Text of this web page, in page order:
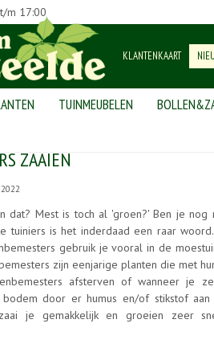
t/m 17:00
KLANTENKAART
TUINMEUBELEN
ZAAIEN
dat? Mest is toch al 'groen?' Ben je
tuiniers is het inderdaad een raar
gebruik je vooral in de
zijn eenjarige planten die met
afsterven of wanneer je
door er humus en/of stikstof
zaai je gemakkelijk en groeien zeer